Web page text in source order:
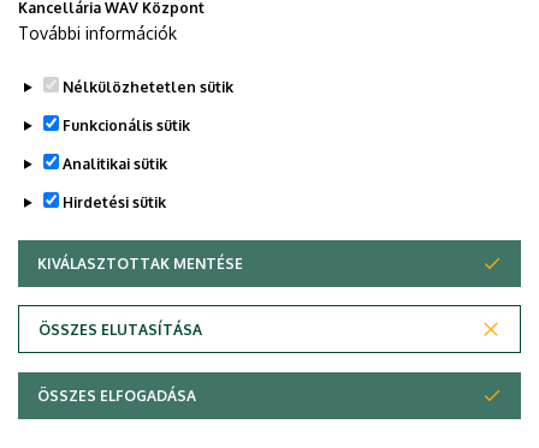
keresztül a tudás-transzfer szolgáltatások biztosítása. Az
üzemegységek kapacitása félüzemi méretű: kb. 150-200
kg /500 liter nyersanyag/ nap feldolgozása.
Legutóbbi frissítés: 2025. 01. 14. 10:26
Adatvédelem
Copyright © 2026 Unideb
Kancellária WAV Központ
További információk
Nélkülözhetetlen sütik
Funkcionális sütik
Analitikai sütik
Hirdetési sütik
KIVÁLASZTOTTAK MENTÉSE
ÖSSZES ELUTASÍTÁSA
WITHDRAW CONSENT
ÖSSZES ELFOGADÁSA